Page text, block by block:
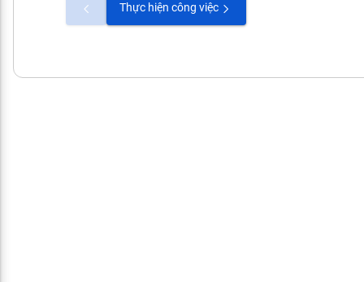
Thực hiện công việc